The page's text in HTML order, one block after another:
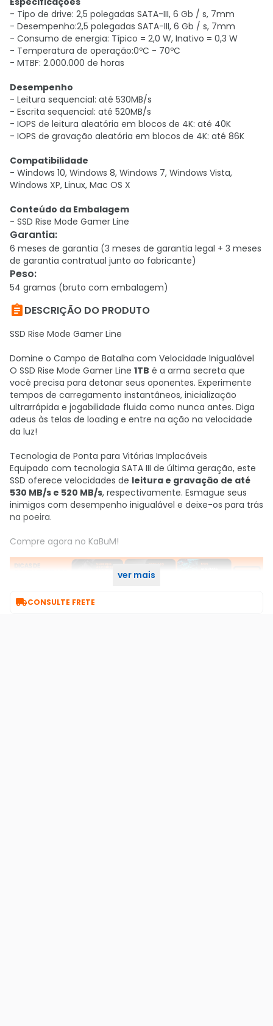
- Tipo de drive: 2,5 polegadas SATA-III, 6 Gb / s, 7mm
- Desempenho:2,5 polegadas SATA-III, 6 Gb / s, 7mm
- Consumo de energia: Típico = 2,0 W, Inativo = 0,3 W
- Temperatura de operação:0ºC - 70ºC
- MTBF: 2.000.000 de horas
Desempenho
- Leitura sequencial: até 530MB/s
- Escrita sequencial: até 520MB/s
- IOPS de leitura aleatória em blocos de 4K: até 40K
- IOPS de gravação aleatória em blocos de 4K: até 86K
Compatibilidade
- Windows 10, Windows 8, Windows 7, Windows Vista,
Windows XP, Linux, Mac OS X
Conteúdo da Embalagem
- SSD Rise Mode Gamer Line
Garantia:
6 meses de garantia (3 meses de garantia legal + 3 meses
de garantia contratual junto ao fabricante)
Peso:
54 gramas (bruto com embalagem)
DESCRIÇÃO DO PRODUTO
SSD Rise Mode Gamer Line
Domine o Campo de Batalha com Velocidade Inigualável
O SSD Rise Mode Gamer Line 1TB é a arma secreta que
você precisa para detonar seus oponentes. Experimente
tempos de carregamento instantâneos, inicialização
ultrarrápida e jogabilidade fluida como nunca antes. Diga
adeus às telas de loading e entre na ação na velocidade
da luz!
Tecnologia de Ponta para Vitórias Implacáveis
Equipado com tecnologia SATA III de última geração, este
SSD oferece velocidades de leitura e gravação de até
530 MB/s e 520 MB/s, respectivamente. Esmague seus
inimigos com desempenho inigualável e deixe-os para trás
na poeira.
Compre agora no KaBuM!
ver mais
CONSULTE FRETE